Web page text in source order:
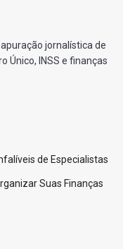
jornalística de
Único, INSS e finanças
de Especialistas
Suas Finanças